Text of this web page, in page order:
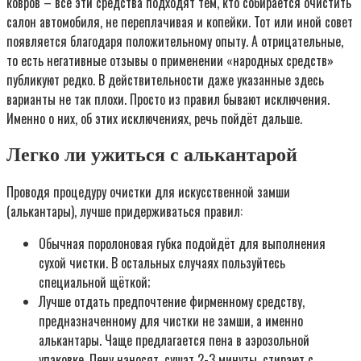
салон автомобиля, не переплачивая и копейки. Тот или иной совет
появляется благодаря положительному опыту. А отрицательные,
то есть негативные отзывы о применении «народных средств»
публикуют редко. В действительности даже указанные здесь
варианты не так плохи. Просто из правил бывают исключения.
Именно о них, об этих исключениях, речь пойдёт дальше.
Легко ли ужиться с алькантарой
Проводя процедуру очистки для искусственной замши
(алькантары), лучше придерживаться правил:
Обычная поролоновая губка подойдёт для выполнения
сухой чистки. В остальных случаях пользуйтесь
специальной щёткой;
Лучше отдать предпочтение фирменному средству,
предназначенному для чистки не замши, а именно
алькантары. Чаще предлагается пена в аэрозольной